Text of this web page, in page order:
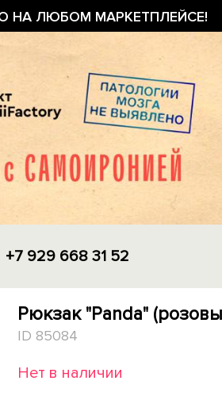
НА ЛЮБОМ МАРКЕТПЛЕЙСЕ!
+7 929 668 31 52
Рюкзак "Panda"
ID 85084
Нет в наличии